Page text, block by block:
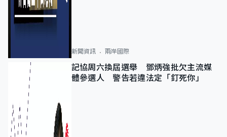
新聞資訊 兩岸國際
記協周六換屆選舉 鄧炳強批欠主流媒
體參選人 警告若違法定「釘死你」